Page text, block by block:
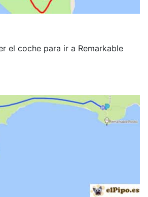
el coche para ir a Remarkable